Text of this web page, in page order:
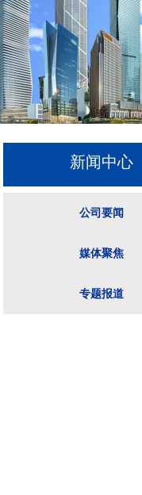
新闻中心
公司要闻
公司要闻
媒体聚焦
媒体聚焦
专题报道